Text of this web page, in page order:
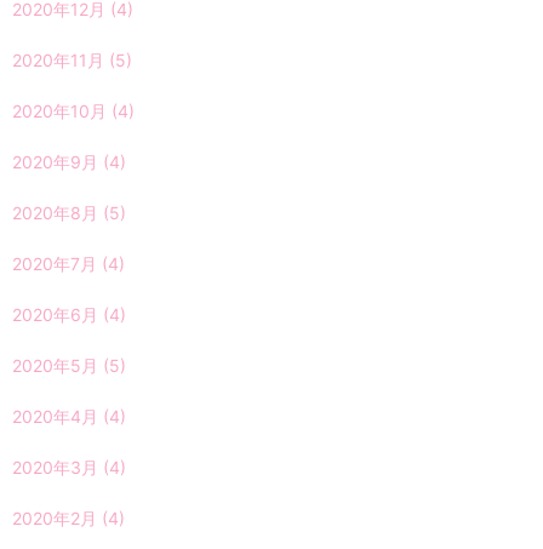
2020年12月 (4)
2020年11月 (5)
2020年10月 (4)
2020年9月 (4)
2020年8月 (5)
2020年7月 (4)
2020年6月 (4)
2020年5月 (5)
2020年4月 (4)
2020年3月 (4)
2020年2月 (4)